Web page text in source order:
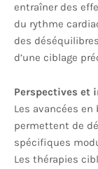
entraîner des
du rythme
des
d’une ciblage
Perspectives et
Les avancées
permettent de
spécifiques
Les thérapies